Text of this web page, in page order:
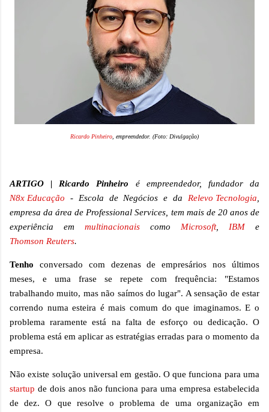
Ricardo Pinheiro, empreendedor. (Foto: Divulgação)
ARTIGO | Ricardo Pinheiro é empreendedor, fundador da
N8x Educação - Escola de Negócios e da Relevo Tecnologia,
empresa da área de Professional Services, tem mais de 20 anos de
experiência em multinacionais como Microsoft, IBM e
Thomson Reuters.
Tenho conversado com dezenas de empresários nos últimos
meses, e uma frase se repete com frequência: "Estamos
trabalhando muito, mas não saímos do lugar". A sensação de estar
correndo numa esteira é mais comum do que imaginamos. E o
problema raramente está na falta de esforço ou dedicação. O
problema está em aplicar as estratégias erradas para o momento da
empresa.
Não existe solução universal em gestão. O que funciona para uma
startup de dois anos não funciona para uma empresa estabelecida
de dez. O que resolve o problema de uma organização em